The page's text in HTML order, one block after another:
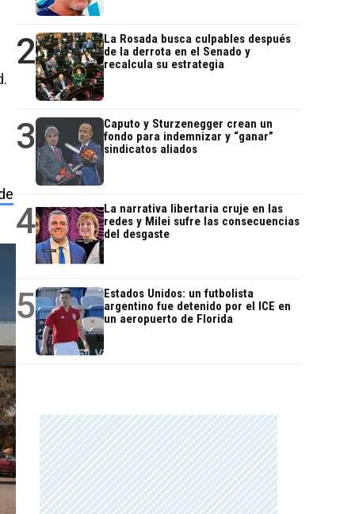
2
La Rosada busca culpables después
de la derrota en el Senado y
recalcula su estrategia
3
Caputo y Sturzenegger crean un
fondo para indemnizar y “ganar”
sindicatos aliados
4
La narrativa libertaria cruje en las
redes y Milei sufre las consecuencias
del desgaste
5
Estados Unidos: un futbolista
argentino fue detenido por el ICE en
un aeropuerto de Florida